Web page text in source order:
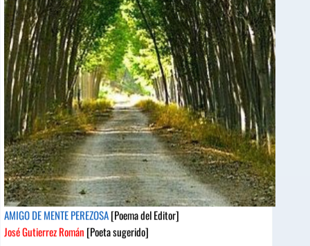
sugerido]
AMIGO DE MENTE PEREZOSA[Poema del Editor]
José Gutierrez Román [Poeta sugerido]